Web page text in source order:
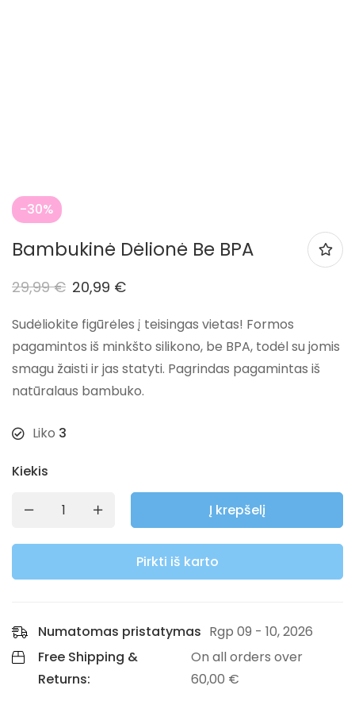
-30%
Bambukinė Dėlionė Be BPA
29,99€ 20,99 €
Sudėliokite figūrėles į teisingas vietas! Formos
pagamintos iš minkšto silikono, be BPA, todėl su jomis
smagu žaisti ir jas statyti. Pagrindas pagamintas iš
natūralaus bambuko.
Liko 3
Kiekis
Į krepšelį
Pirkti iš karto
Numatomas pristatymas Rgp 09 - 10, 2026
Free Shipping &
Returns:
On all orders over
60,00 €